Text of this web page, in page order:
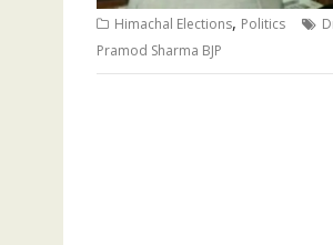
Himachal Elections, Politics
Pramod Sharma BJP